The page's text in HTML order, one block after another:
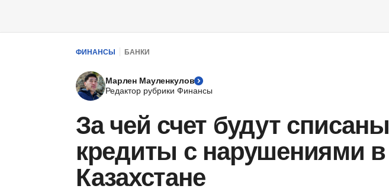
ФИНАНСЫ БАНКИ
Марлен Мауленкулов
Редактор рубрики Финансы
За чей счет будут списаны
кредиты с нарушениями в
Казахстане